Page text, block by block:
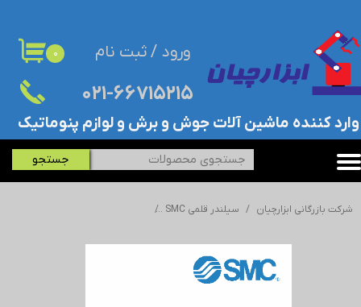
۰۲۱-۶۶۷۱۵۲۱۵​​​​​​​
جستجو
۰
​وارد کننده ماشین آلات جوش و برش و لوازم پنوماتیک
ورود / ثبت نام
حساب کاربری من
تغییر گذر واژه
خروج از حساب کاربری
شرکت بازرگانی ابزارچیان سیلندر قلمی SMC